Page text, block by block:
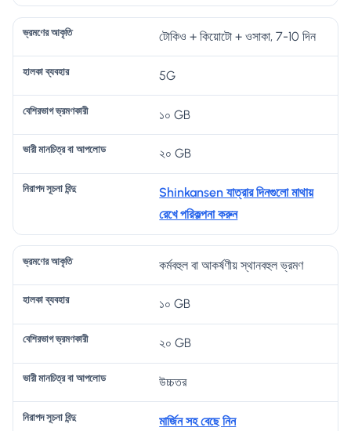
টোকিও + কিয়োটো + ওসাকা, 7-10 দিন
5G
১০ GB
২০ GB
Shinkansen যাত্রার দিনগুলো মাথায়
রেখে পরিকল্পনা করুন
কর্মবহুল বা আকর্ষণীয় স্থানবহুল ভ্রমণ
১০ GB
২০ GB
উচ্চতর
মার্জিন সহ বেছে নিন